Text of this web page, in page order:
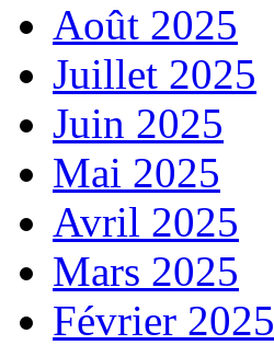
Août 2025
Juillet 2025
Juin 2025
Mai 2025
Avril 2025
Mars 2025
Février 2025